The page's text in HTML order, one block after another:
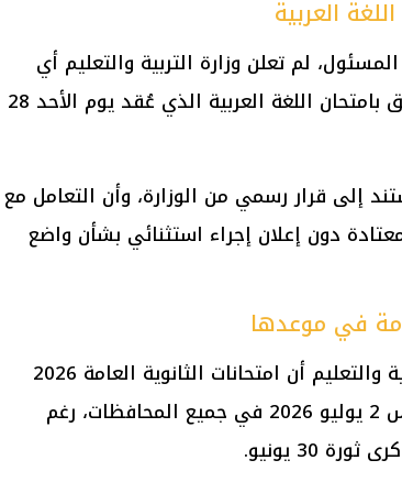
العربية
لم تعلن وزارة التربية والتعليم أي
إجراء تأديبي أو تحقيق إداري متعلق بامتحان اللغة العربية الذي عُقد يوم الأحد 28
إلى قرار رسمي من الوزارة، وأن التعامل مع
دون إعلان إجراء استثنائي بشأن واضع
في موعدها
في سياق متصل، أكدت وزارة التربية والتعليم أن امتحانات الثانوية العامة 2026
مستمرة بشكل طبيعي يوم الخميس 2 يوليو 2026 في جميع المحافظات، رغم
30 يونيو.